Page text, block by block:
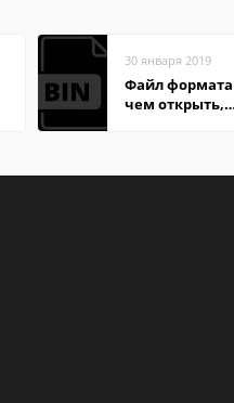
30 января 2019
Файл формата
чем открыть,